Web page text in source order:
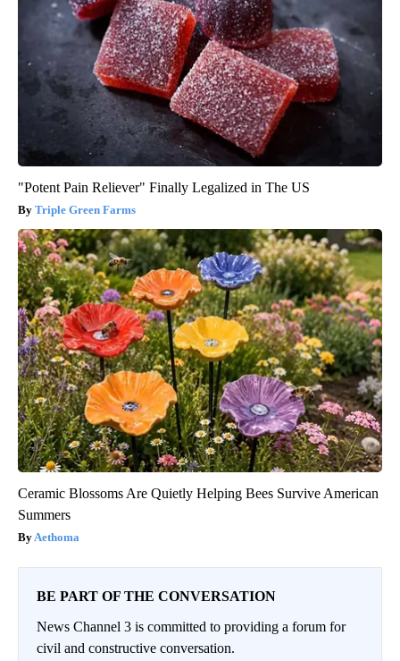
"Potent Pain Reliever" Finally Legalized in The US
Triple Green Farms
Ceramic Blossoms Are Quietly Helping Bees Survive American
Summers
Aethoma
BE PART OF THE CONVERSATION
News Channel 3 is committed to providing a forum for
civil and constructive conversation.